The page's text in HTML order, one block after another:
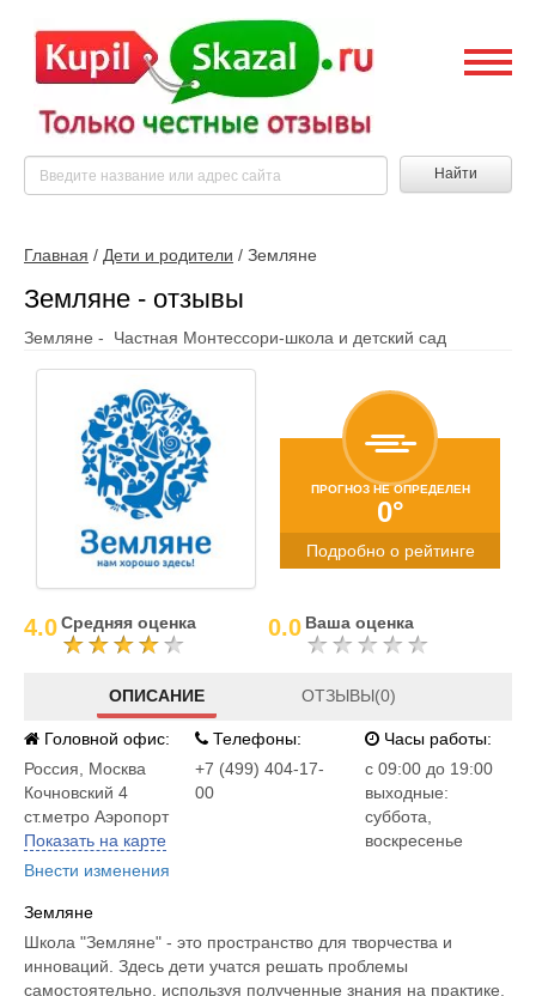
Найти
Главная / Дети и родители / Земляне
Земляне - отзывы
Земляне - Частная Монтессори-школа и детский сад
ПРОГНОЗ НЕ ОПРЕДЕЛЕН
0°
Подробно о рейтинге
4.0Средняя оценка 0.0 Ваша оценка
ОПИСАНИЕ ОТЗЫВЫ(0)
Головной офис:
Россия
Москва
Кочновский 4
ст.метро Аэропорт
Показать на карте
Внести изменения
Телефоны:
+7 (499) 404-17-
00
Часы работы:
c 09:00 до 19:00
выходные:
суббота,
воскресенье
Земляне
Школа "Земляне" - это пространство для творчества и
инноваций. Здесь дети учатся решать проблемы
самостоятельно, используя полученные знания на практике.